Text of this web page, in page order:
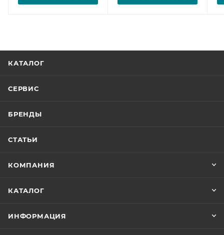
КАТАЛОГ
СЕРВИС
БРЕНДЫ
СТАТЬИ
КОМПАНИЯ
КАТАЛОГ
ИНФОРМАЦИЯ